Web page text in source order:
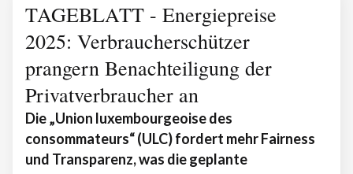
TAGEBLATT - Energiepreise
2025: Verbraucherschützer
prangern Benachteiligung der
Privatverbraucher an
Die „Union luxembourgeoise des
consommateurs“ (ULC) fordert mehr Fairness
und Transparenz, was die geplante